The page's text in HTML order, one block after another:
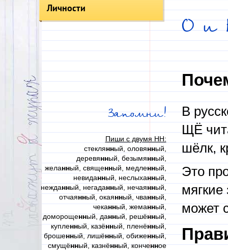
Личности
Запомни!
Пиши с двумя НН:
стеклянный, оловянный,
деревянный, безымянный,
желанный, священный, медленный,
невиданный, неслыханный,
нежданный, негаданный, нечаянный,
отчаянный, окаянный, чванный,
чеканный, жеманный,
доморощенный, данный, решённый,
купленный, казённый, пленённый,
брошенный, лишённый, обиженный,
смущённый, казнённый, конченное
О и
В
ЩЁ
шёлк,
Это
мягкие
может